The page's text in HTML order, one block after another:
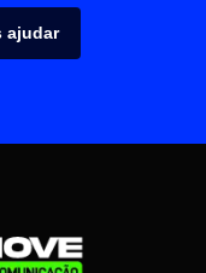
ajudar